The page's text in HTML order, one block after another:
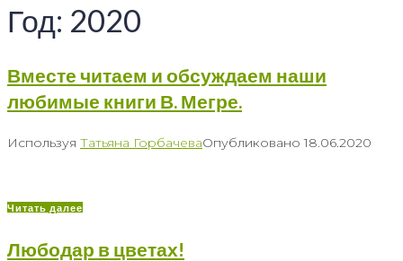
Год: 2020
Вместе читаем и обсуждаем наши
любимые книги В. Мегре.
Используя Татьяна ГорбачеваОпубликовано18.06.2020
Читать далее
Любодар в цветах!